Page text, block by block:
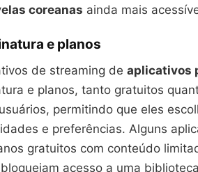
coreanas ainda mais
e planos
de streaming de aplicativos
e planos, tanto gratuitos
permitindo que eles
e preferências. Alguns
gratuitos com conteúdo
acesso a uma